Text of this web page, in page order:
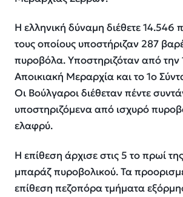
Η ελληνική δύναμη διέθετε 14.546
τους οποίους υποστήριζαν 287
πυροβόλα. Υποστηριζόταν από την
Αποικιακή Μεραρχία και το 1ο
Οι Βούλγαροι διέθεταν πέντε
υποστηριζόμενα από ισχυρό
ελαφρύ.
Η επίθεση άρχισε στις 5 το πρωί
μπαράζ πυροβολικού. Τα
επίθεση πεζοπόρα τμήματα